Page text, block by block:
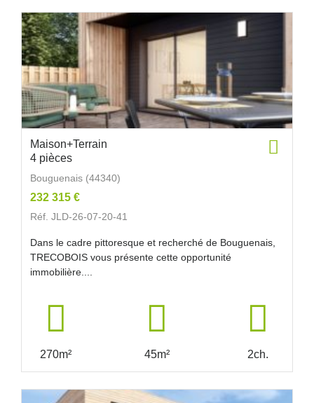
Maison+Terrain
4 pièces
Bouguenais (44340)
232 315 €
Réf. JLD-26-07-20-41
Dans le cadre pittoresque et recherché de Bouguenais,
TRECOBOIS vous présente cette opportunité
immobilière....
270m² 45m² 2ch.